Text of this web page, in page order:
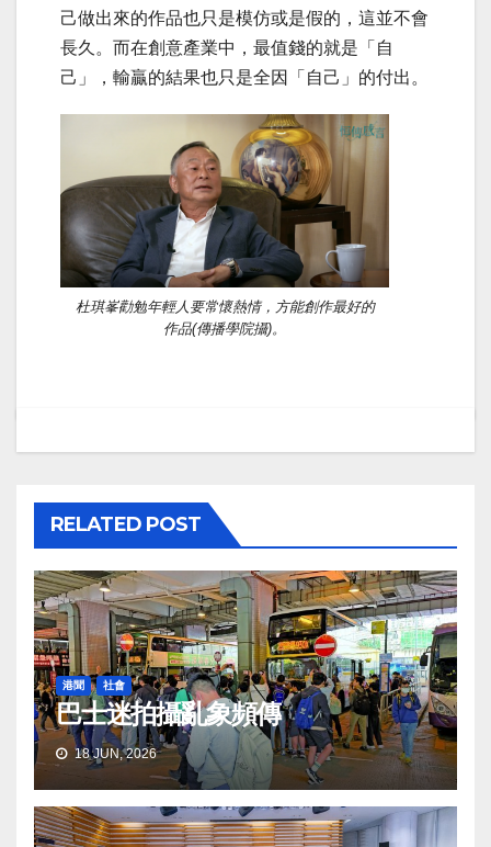
己做出來的作品也只是模仿或是假的，這並不會
長久。而在創意產業中，最值錢的就是「自
己」，輸贏的結果也只是全因「自己」的付出。
杜琪峯勸勉年輕人要常懷熱情，方能創作最好的
作品(傳播學院攝)。
RELATED POST
港聞 社會
巴士迷拍攝亂象頻傳
18 JUN, 2026